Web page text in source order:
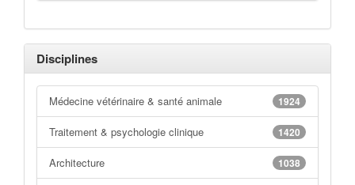
Disciplines
1924
Médecine vétérinaire & santé animale
1420
Traitement & psychologie clinique
1038
Architecture